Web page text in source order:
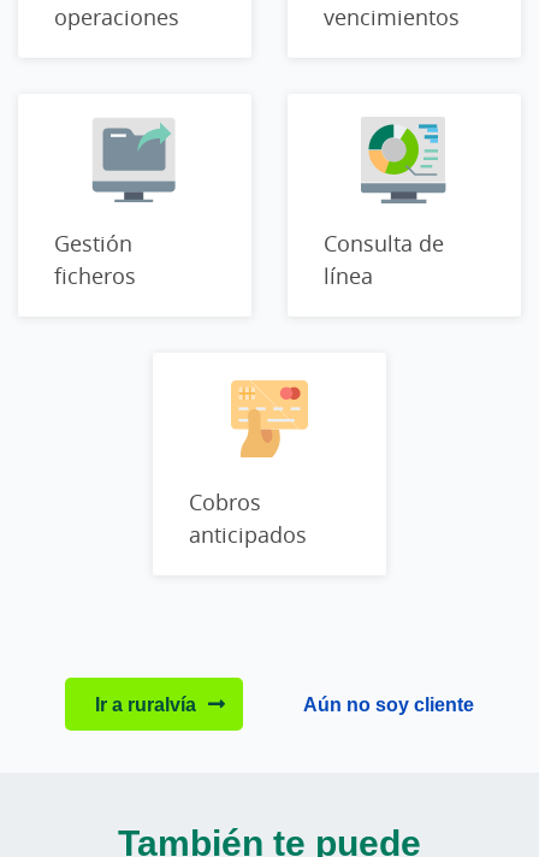
operaciones
vencimientos
Gestión
ficheros
Consulta de
línea
Cobros
anticipados
Ir a ruralvía Aún no soy cliente
También te puede